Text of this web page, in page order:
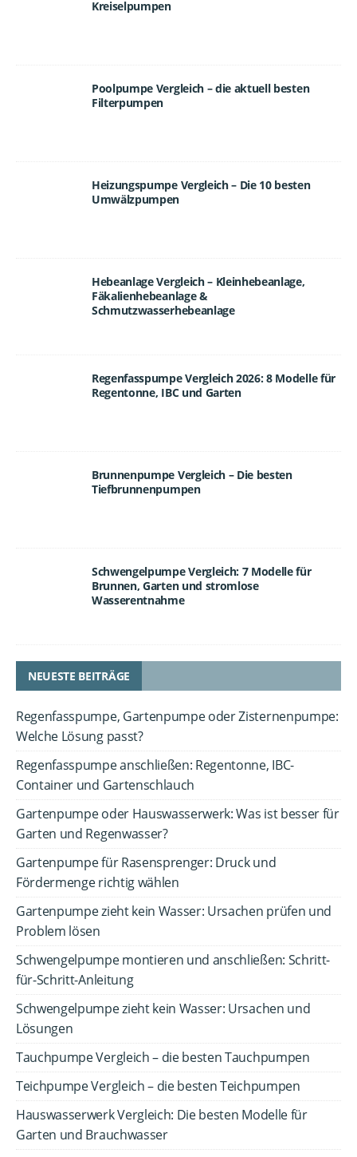
Kreiselpumpen
Poolpumpe Vergleich – die aktuell besten
Filterpumpen
Heizungspumpe Vergleich – Die 10 besten
Umwälzpumpen
Hebeanlage Vergleich – Kleinhebeanlage,
Fäkalienhebeanlage &
Schmutzwasserhebeanlage
Regenfasspumpe Vergleich 2026: 8 Modelle für
Regentonne, IBC und Garten
Brunnenpumpe Vergleich – Die besten
Tiefbrunnenpumpen
Schwengelpumpe Vergleich: 7 Modelle für
Brunnen, Garten und stromlose
Wasserentnahme
NEUESTE BEITRÄGE
Regenfasspumpe, Gartenpumpe oder Zisternenpumpe:
Welche Lösung passt?
Regenfasspumpe anschließen: Regentonne, IBC-
Container und Gartenschlauch
Gartenpumpe oder Hauswasserwerk: Was ist besser für
Garten und Regenwasser?
Gartenpumpe für Rasensprenger: Druck und
Fördermenge richtig wählen
Gartenpumpe zieht kein Wasser: Ursachen prüfen und
Problem lösen
Schwengelpumpe montieren und anschließen: Schritt-
für-Schritt-Anleitung
Schwengelpumpe zieht kein Wasser: Ursachen und
Lösungen
Tauchpumpe Vergleich – die besten Tauchpumpen
Teichpumpe Vergleich – die besten Teichpumpen
Hauswasserwerk Vergleich: Die besten Modelle für
Garten und Brauchwasser